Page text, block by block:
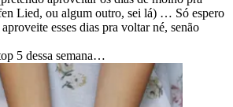
Lied, ou algum outro, sei lá) … Só espero
esses dias pra voltar né, senão
5 dessa semana…